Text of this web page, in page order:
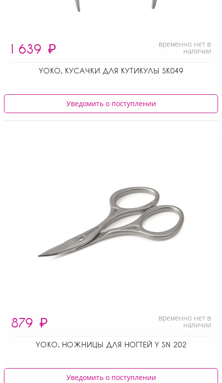
1 639 ₽ временно нет в
наличии
YOKO, КУСАЧКИ ДЛЯ КУТИКУЛЫ SK049
Уведомить о поступлении
879 ₽ временно нет в
наличии
YOKO, НОЖНИЦЫ ДЛЯ НОГТЕЙ Y SN 202
Уведомить о поступлении